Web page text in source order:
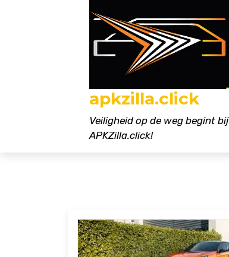
apkzilla.click
Veiligheid op de weg begint bij
APKZilla.click!